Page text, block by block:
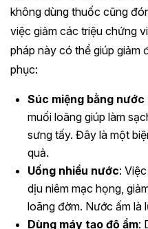
không dùng thuốc cũng
việc giảm các triệu chứng
pháp này có thể giúp giảm
phục:
Súc miệng bằng nước
muối loãng giúp làm
sưng tấy. Đây là một
quả.
Uống nhiều nước:
dịu niêm mạc họng,
loãng đờm. Nước ấm là
Dùng máy tạo độ ẩm: